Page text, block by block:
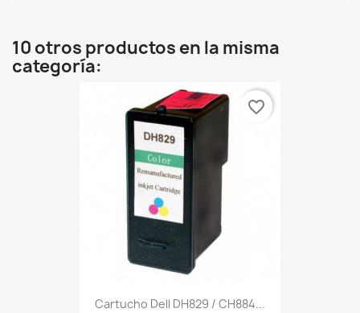
10 otros productos en la misma
categoría:
Cartucho Dell DH829 / CH884...
favorite_border